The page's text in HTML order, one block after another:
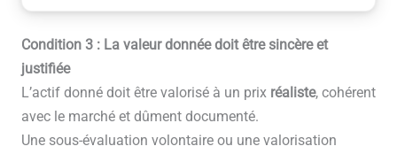
Condition 3 : La valeur donnée doit être sincère et
justifiée
L’actif donné doit être valorisé à un prix réaliste, cohérent
avec le marché et dûment documenté.
Une sous-évaluation volontaire ou une valorisation